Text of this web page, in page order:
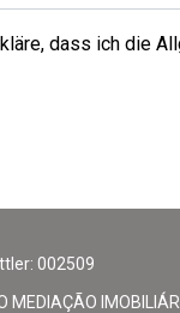
dass ich die
002509
MEDIAÇÃO